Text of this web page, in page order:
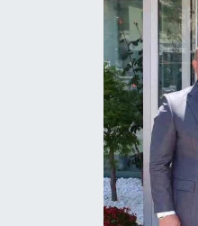
Teknoloji
Tokat Haberleri